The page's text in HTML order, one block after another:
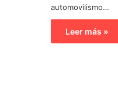
automovilismo…
Leer más »